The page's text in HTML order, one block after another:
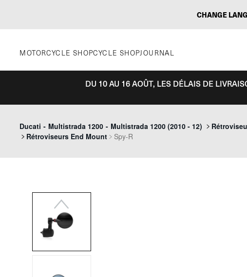
CHANGE
MOTORCYCLE SHOPCYCLE SHOPJOURNAL
DU 10 AU 16 AOÛT, LES DÉLAIS DE
Ducati - Multistrada 1200 - Multistrada 1200 (2010 - 12)
Rétroviseurs End Mount
Spy-R
Previous